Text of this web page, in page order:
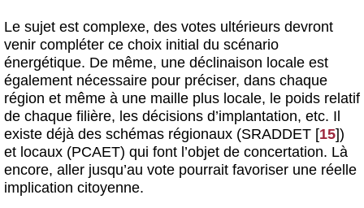
Le sujet est complexe, des votes ultérieurs devront
venir compléter ce choix initial du scénario
énergétique. De même, une déclinaison locale est
également nécessaire pour préciser, dans chaque
région et même à une maille plus locale, le poids relatif
de chaque filière, les décisions d’implantation, etc. Il
existe déjà des schémas régionaux (SRADDET [15])
et locaux (PCAET) qui font l’objet de concertation. Là
encore, aller jusqu’au vote pourrait favoriser une réelle
implication citoyenne.